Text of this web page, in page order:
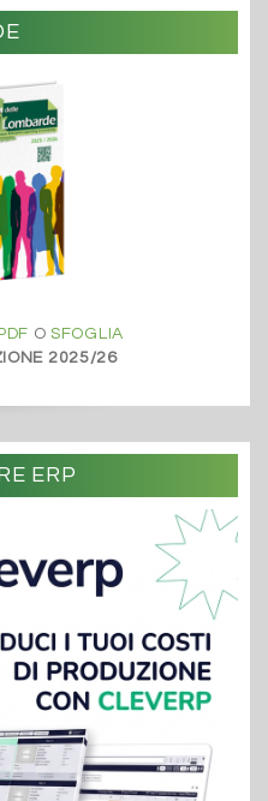
OSFOGLIA
2025/26
ERP